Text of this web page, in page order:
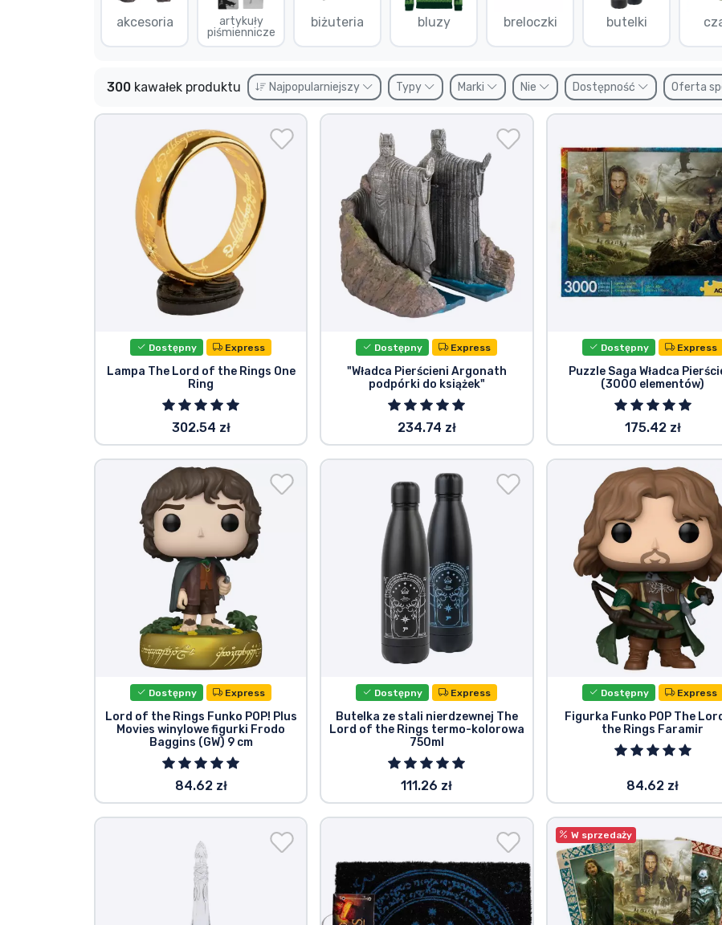
akcesoria
artykuły
piśmiennicze
biżuteria bluzy breloczki butelki
300 kawałek produktu Najpopularniejszy Typy Marki Nie Dostępność Oferta
Dostępny Express
Lampa The Lord of the Rings One
Ring
302.54 zł
Dostępny Express
"Władca Pierścieni Argonath
podpórki do książek"
234.74 zł
Dostępny Express
Puzzle Saga Władca
(3000 elementów)
175.42 zł
Dostępny Express
Lord of the Rings Funko POP! Plus
Movies winylowe figurki Frodo
Baggins (GW) 9 cm
84.62 zł
Dostępny Express
Butelka ze stali nierdzewnej The
Lord of the Rings termo-kolorowa
750ml
111.26 zł
Dostępny Express
Figurka Funko POP The
the Rings Faramir
84.62 zł
W sprzedaży
Rzeczy seryjne
Wspaniałe rzeczy
Rzeczy z anime
Rzeczy dla graczy
Rzeczy sportowe
Rzeczy muzyczne
Typy produktów